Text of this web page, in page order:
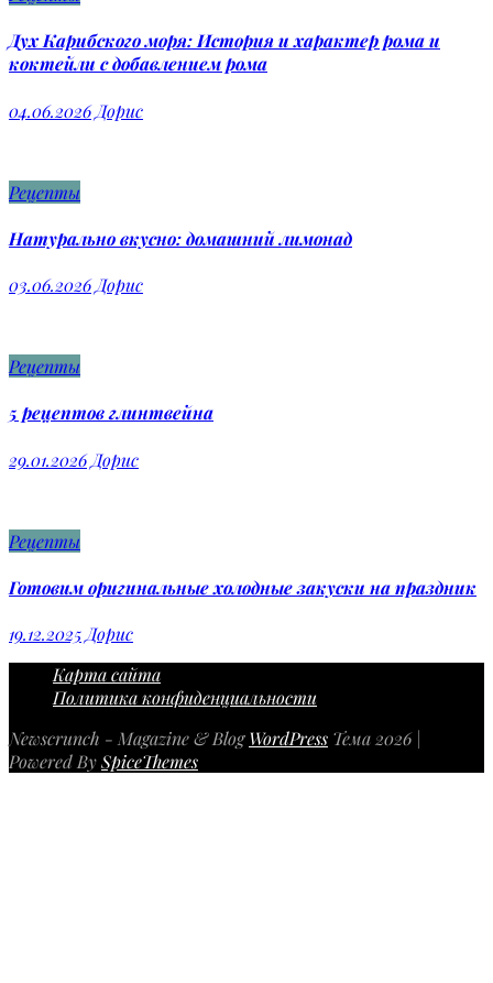
Дух Карибского моря: История и характер рома и
коктейли с добавлением рома
04.06.2026 Дорис
Рецепты
Натурально вкусно: домашний лимонад
03.06.2026 Дорис
Рецепты
5 рецептов глинтвейна
29.01.2026 Дорис
Рецепты
Готовим оригинальные холодные закуски на праздник
19.12.2025 Дорис
Карта сайта
Политика конфиденциальности
Newscrunch - Magazine & BlogWordPress Тема 2026 |
Powered BySpiceThemes